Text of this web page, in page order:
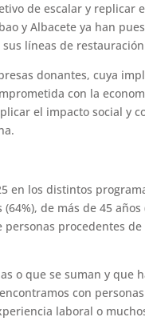
de escalar y replicar
y Albacete ya han
líneas de
donantes, cuya
con la
el impacto social y
en los distintos
de más de 45 años
personas procedentes
o que se suman y que
con
laboral o